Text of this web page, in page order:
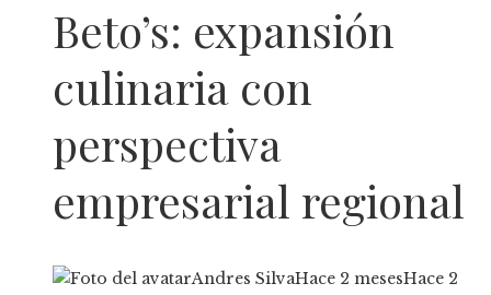
Beto’s: expansión
culinaria con
perspectiva
empresarial regional
Andres SilvaHace 2 mesesHace 2